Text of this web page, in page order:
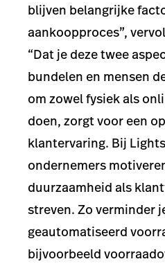
blijven belangrijke
aankoopproces”,
“Dat je deze twee
bundelen en mensen
om zowel fysiek als
doen, zorgt voor een
klantervaring. Bij
ondernemers
duurzaamheid als
streven. Zo verminder
geautomatiseerd
bijvoorbeeld